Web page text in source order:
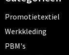
Promotietextiel
Werkkleding
PBM's